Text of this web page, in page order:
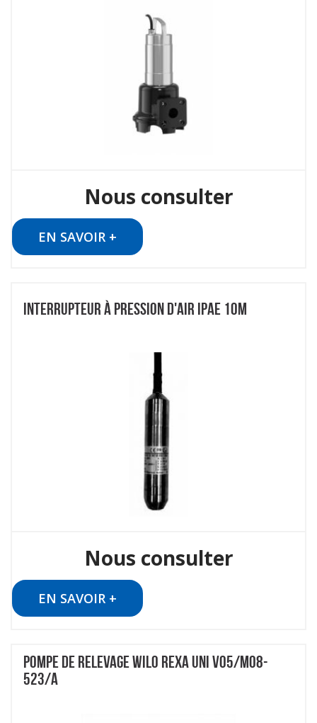
Nous consulter
EN SAVOIR +
INTERRUPTEUR À PRESSION D'AIR IPAE 10M
Nous consulter
EN SAVOIR +
POMPE DE RELEVAGE WILO REXA UNI V05/M08-
523/A